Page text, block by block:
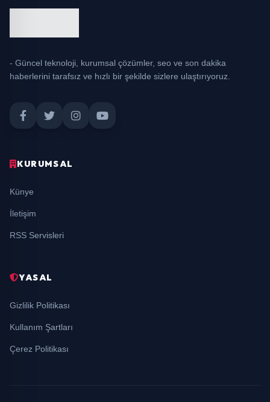
- Güncel teknoloji, kurumsal çözümler, seo ve son dakika
haberlerini tarafsız ve hızlı bir şekilde sizlere ulaştırıyoruz.
KURUMSAL
Künye
İletişim
RSS Servisleri
YASAL
Gizlilik Politikası
Kullanım Şartları
Çerez Politikası